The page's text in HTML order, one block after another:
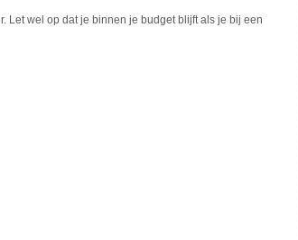
Let wel op dat je binnen je budget blijft als je bij een